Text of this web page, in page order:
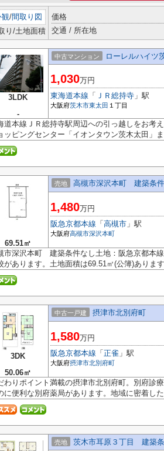
観/間取り図
り/土地面積
価格
交通 / 所在地
3LDK
-
中古マンション ローレルハイツ
1,030万円
東海道本線 「 ＪＲ総持寺 」駅
大阪府茨木市東太田 １丁目
道本線ＪＲ総持寺駅周辺への引っ越しをお考
ッピングセンター「イオンタウン茨木太田」
69.51㎡
売地 高槻市深沢本町 建築条
1,480万円
阪急京都本線 「 高槻市 」駅
大阪府高槻市深沢本町
市深沢本町 建築条件なし土地：阪急京都本
があります。土地面積は69.51㎡(公簿)ありま
3DK
50.06㎡
中古一戸建 摂津市北別府町
1,580万円
阪急京都本線 「 正雀 」駅
大阪府摂津市北別府町
わりポイント満載の摂津市北別府町。別府診
に便利な別府薬局があります。地域に密着し
売地 茨木市耳原３丁目 建築